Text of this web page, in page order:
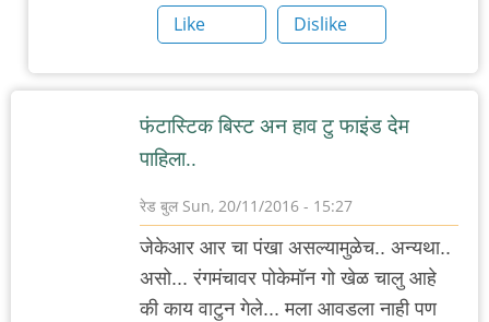
चिंतातुर
जंतू
Like
Dislike
फंटास्टिक बिस्ट अन हाव टु फाइंड देम
पाहिला..
रेड बुल Sun, 20/11/2016 - 15:27
जेकेआर आर चा पंखा असल्यामुळेच.. अन्यथा..
असो... रंगमंचावर पोकेमॉन गो खेळ चालु आहे
की काय वाटुन गेले... मला आवडला नाही पण